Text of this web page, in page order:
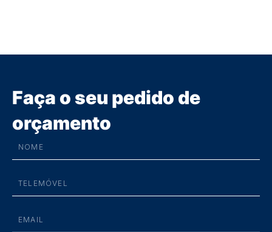
Faça o seu pedido de
orçamento